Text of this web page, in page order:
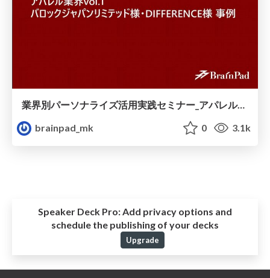
業界別パーソナライズ活用実践セミナー_アパレル業界vol.1_バロックジャパンリミテッド様_DIFFERENCE様_事例.pdf
brainpad_mk
0 3.1k
Speaker Deck Pro:Add privacy options and
schedule the publishing of your decks
Upgrade